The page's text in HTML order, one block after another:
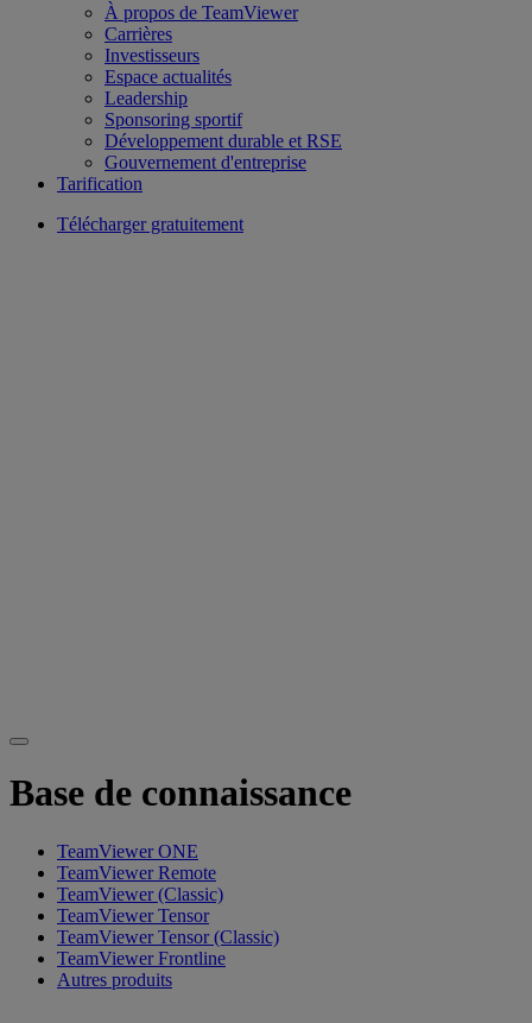
À propos de TeamViewer
Carrières
Investisseurs
Espace actualités
Leadership
Sponsoring sportif
Développement durable et RSE
Gouvernement d'entreprise
Tarification
Télécharger gratuitement
Base de connaissance
TeamViewer ONE
TeamViewer Remote
TeamViewer (Classic)
TeamViewer Tensor
TeamViewer Tensor (Classic)
TeamViewer Frontline
Autres produits